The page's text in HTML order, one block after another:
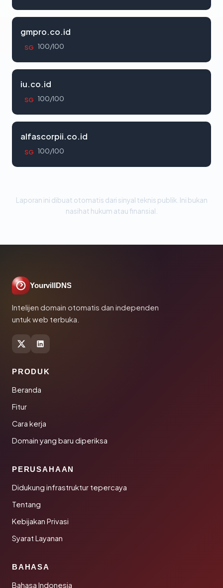
gmpro.co.id
SG 100/100
iu.co.id
SG 100/100
alfascorpii.co.id
SG 100/100
Laporan ini dibuat otomatis dari sinyal teknis publik. Ini bukan
nasihat hukum atau finansial.
YourvillDNS
Intelijen domain otomatis dan independen
untuk web terbuka.
PRODUK
Beranda
Fitur
Cara kerja
Domain yang baru diperiksa
PERUSAHAAN
Didukung infrastruktur tepercaya
Tentang
Kebijakan Privasi
Syarat Layanan
BAHASA
Bahasa Indonesia